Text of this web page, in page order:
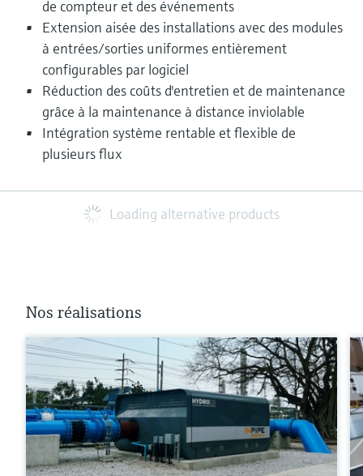
de compteur et des événements
Extension aisée des installations avec des modules
à entrées/sorties uniformes entièrement
configurables par logiciel
Réduction des coûts d'entretien et de maintenance
grâce à la maintenance à distance inviolable
Intégration système rentable et flexible de
plusieurs flux
Loading alternative products
Nos réalisations